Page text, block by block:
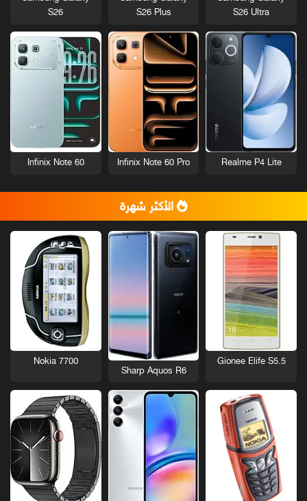
S26 Ultra
S26 Plus
S26
Realme P4 Lite
Infinix Note 60 Pro
Infinix Note 60
الأكثر شهرة
Gionee Elife S5.5
Sharp Aquos R6
Nokia 7700